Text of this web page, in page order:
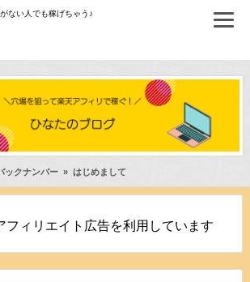
ない人でも稼げちゃう♪
ックナンバー» はじめまして
フィリエイト広告を利用しています